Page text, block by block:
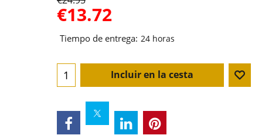
€13.72
Tiempo de entrega: 24 horas
Incluir en la cesta